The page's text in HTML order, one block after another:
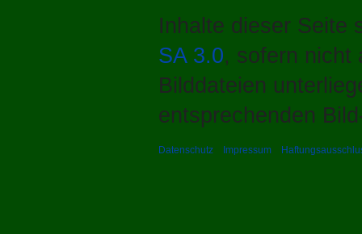
Inhalte dieser Seite
SA 3.0, sofern nicht
Bilddateien
entsprechenden
Datenschutz Impressum